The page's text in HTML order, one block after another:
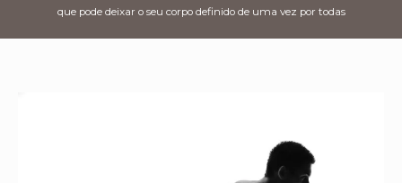
que pode deixar o seu corpo definido de uma vez por todas